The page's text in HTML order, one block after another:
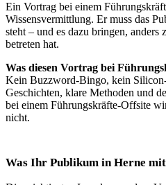
Ein Vortrag bei einem
Wissensvermittlung. Er muss das
steht – und es dazu bringen, anders
betreten hat.
Was diesen Vortrag bei
Kein Buzzword-Bingo, kein
Geschichten, klare Methoden und
bei einem Führungskräfte-Offsite
nicht.
Was Ihr Publikum in Herne